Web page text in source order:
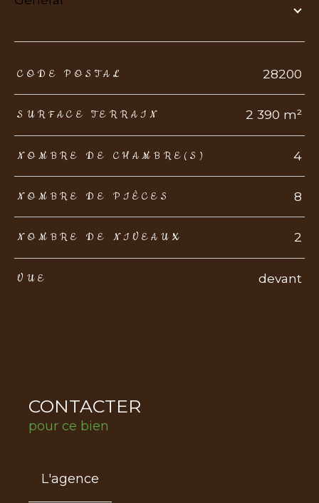
TRAD_ZEPHYR_Caracteristique TRAD_ZEPHYR_Valeurs
CODE POSTAL 28200
SURFACE TERRAIN 2 390 m²
NOMBRE DE CHAMBRE(S) 4
NOMBRE DE PIÈCES 8
NOMBRE DE NIVEAUX 2
VUE devant
CONTACTER
pour ce bien
L'agence